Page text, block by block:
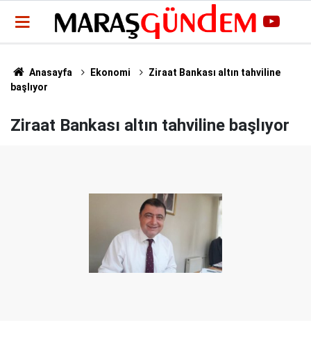
Anasayfa Ekonomi
Ziraat Bankası altın tahviline
başlıyor
Ziraat Bankası altın tahviline başlıyor